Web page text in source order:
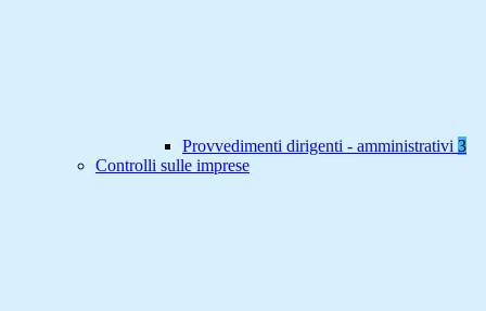
Provvedimenti dirigenti - amministrativi 3
Controlli sulle imprese